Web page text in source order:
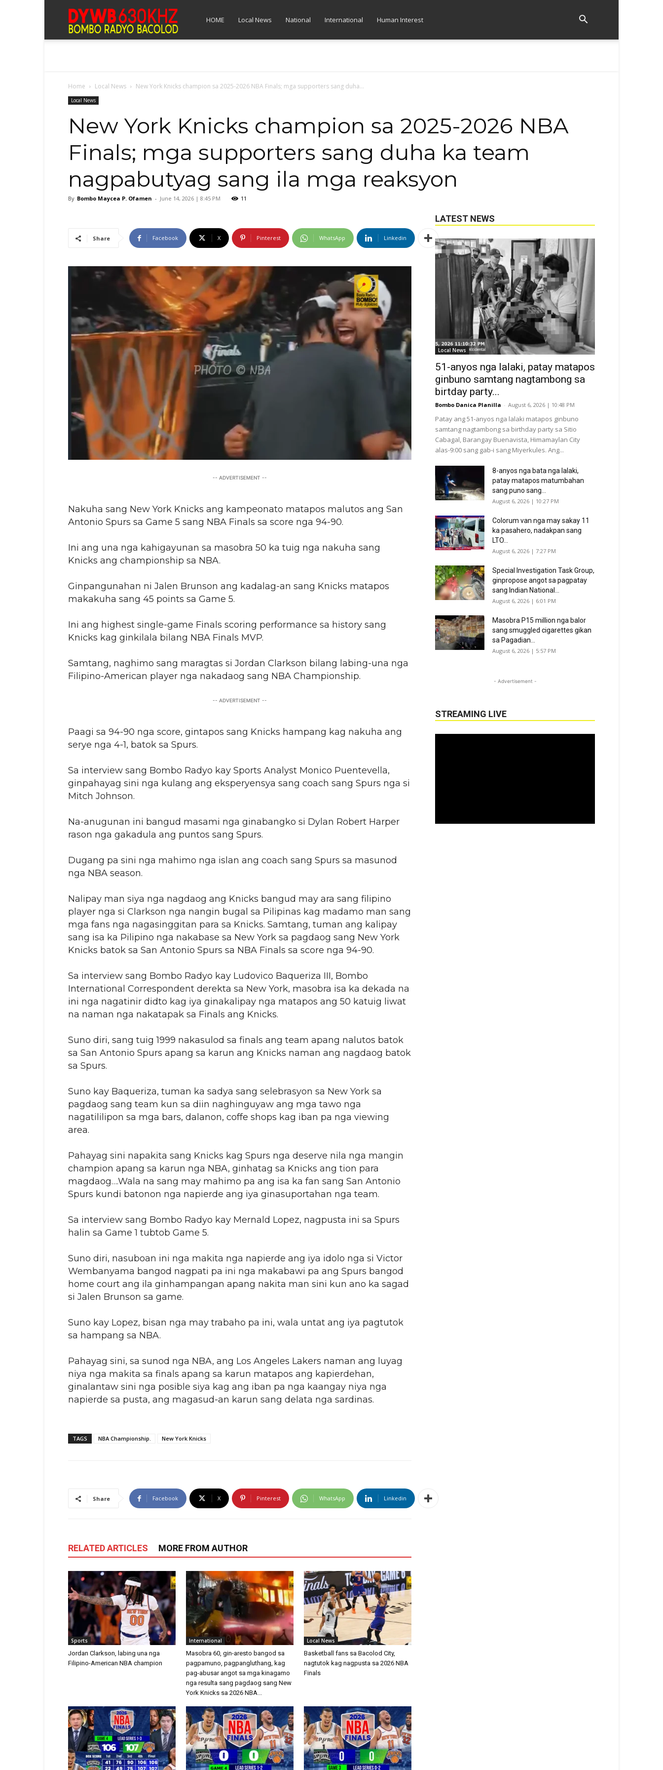
HOME Local News National International Human Interest
Home Local News New York Knicks champion sa 2025-2026 NBA Finals; mga supporters sang duha...
Local News
New York Knicks champion sa 2025-2026 NBA
Finals; mga supporters sang duha ka team
nagpabutyag sang ila mga reaksyon
By Bombo Maycea P. Ofamen - June 14, 2026 | 8:45 PM 11
Share Facebook X Pinterest WhatsApp Linkedin
-- ADVERTISEMENT --
Nakuha sang New York Knicks ang kampeonato matapos malutos ang San
Antonio Spurs sa Game 5 sang NBA Finals sa score nga 94-90.
Ini ang una nga kahigayunan sa masobra 50 ka tuig nga nakuha sang
Knicks ang championship sa NBA.
Ginpangunahan ni Jalen Brunson ang kadalag-an sang Knicks matapos
makakuha sang 45 points sa Game 5.
Ini ang highest single-game Finals scoring performance sa history sang
Knicks kag ginkilala bilang NBA Finals MVP.
Samtang, naghimo sang maragtas si Jordan Clarkson bilang labing-una nga
Filipino-American player nga nakadaog sang NBA Championship.
-- ADVERTISEMENT --
Paagi sa 94-90 nga score, gintapos sang Knicks hampang kag nakuha ang
serye nga 4-1, batok sa Spurs.
Sa interview sang Bombo Radyo kay Sports Analyst Monico Puentevella,
ginpahayag sini nga kulang ang eksperyensya sang coach sang Spurs nga si
Mitch Johnson.
Na-anugunan ini bangud masami nga ginabangko si Dylan Robert Harper
rason nga gakadula ang puntos sang Spurs.
Dugang pa sini nga mahimo nga islan ang coach sang Spurs sa masunod
nga NBA season.
Nalipay man siya nga nagdaog ang Knicks bangud may ara sang filipino
player nga si Clarkson nga nangin bugal sa Pilipinas kag madamo man sang
mga fans nga nagasinggitan para sa Knicks. Samtang, tuman ang kalipay
sang isa ka Pilipino nga nakabase sa New York sa pagdaog sang New York
Knicks batok sa San Antonio Spurs sa NBA Finals sa score nga 94-90.
Sa interview sang Bombo Radyo kay Ludovico Baqueriza III, Bombo
International Correspondent derekta sa New York, masobra isa ka dekada na
ini nga nagatinir didto kag iya ginakalipay nga matapos ang 50 katuig liwat
na naman nga nakatapak sa Finals ang Knicks.
Suno diri, sang tuig 1999 nakasulod sa finals ang team apang nalutos batok
sa San Antonio Spurs apang sa karun ang Knicks naman ang nagdaog batok
sa Spurs.
Suno kay Baqueriza, tuman ka sadya sang selebrasyon sa New York sa
pagdaog sang team kun sa diin naghinguyaw ang mga tawo nga
nagatililipon sa mga bars, dalanon, coffe shops kag iban pa nga viewing
area.
Pahayag sini napakita sang Knicks kag Spurs nga deserve nila nga mangin
champion apang sa karun nga NBA, ginhatag sa Knicks ang tion para
magdaog….Wala na sang may mahimo pa ang isa ka fan sang San Antonio
Spurs kundi batonon nga napierde ang iya ginasuportahan nga team.
Sa interview sang Bombo Radyo kay Mernald Lopez, nagpusta ini sa Spurs
halin sa Game 1 tubtob Game 5.
Suno diri, nasuboan ini nga makita nga napierde ang iya idolo nga si Victor
Wembanyama bangod nagpati pa ini nga makabawi pa ang Spurs bangod
home court ang ila ginhampangan apang nakita man sini kun ano ka sagad
si Jalen Brunson sa game.
Suno kay Lopez, bisan nga may trabaho pa ini, wala untat ang iya pagtutok
sa hampang sa NBA.
Pahayag sini, sa sunod nga NBA, ang Los Angeles Lakers naman ang luyag
niya nga makita sa finals apang sa karun matapos ang kapierdehan,
ginalantaw sini nga posible siya kag ang iban pa nga kaangay niya nga
napierde sa pusta, ang magasud-an karun sang delata nga sardinas.
TAGS NBA Championship. New York Knicks
Share Facebook X Pinterest WhatsApp Linkedin
RELATED ARTICLES MORE FROM AUTHOR
Sports
Jordan Clarkson, labing una nga
Filipino-American NBA champion
International
Masobra 60, gin-aresto bangod sa
pagpamuno, pagpangluthang, kag
pag-abusar angot sa mga kinagamo
nga resulta sang pagdaog sang New
York Knicks sa 2026 NBA...
Local News
Basketball fans sa Bacolod City,
nagtutok kag nagpusta sa 2026 NBA
Finals
LATEST NEWS
Local News
51-anyos nga lalaki, patay matapos
ginbuno samtang nagtambong sa
birtday party...
Bombo Danica Planilla - August 6, 2026 | 10:48 PM
Patay ang 51-anyos nga lalaki matapos ginbuno
samtang nagtambong sa birthday party sa Sitio
Cabagal, Barangay Buenavista, Himamaylan City
alas-9:00 sang gab-i sang Miyerkules. Ang...
8-anyos nga bata nga lalaki,
patay matapos matumbahan
sang puno sang...
August 6, 2026 | 10:27 PM
Colorum van nga may sakay 11
ka pasahero, nadakpan sang
LTO...
August 6, 2026 | 7:27 PM
Special Investigation Task Group,
ginpropose angot sa pagpatay
sang Indian National...
August 6, 2026 | 6:01 PM
Masobra P15 million nga balor
sang smuggled cigarettes gikan
sa Pagadian...
August 6, 2026 | 5:57 PM
- Advertisement -
STREAMING LIVE